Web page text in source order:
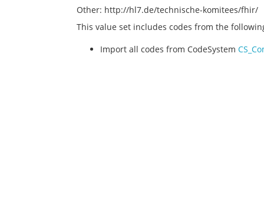
Other: http://hl7.de/technische-komitees/fhir/
This value set includes codes from the
Import all codes from CodeSystem